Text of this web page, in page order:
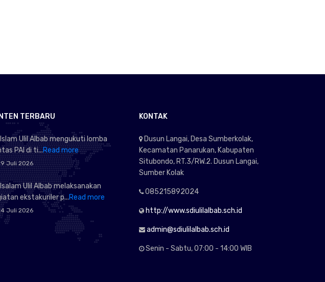
TERBARU
Ulil Albab mengukuti lomba
PAI di ti...Read more
Juli 2026
Ulil Albab melaksanakan
ekstakuriler p...Read more
Juli 2026
KONTAK
Dusun Langai, Desa Sumberkolak,
Kecamatan Panarukan, Kabupaten
Situbondo, RT.3/RW.2. Dusun Langai,
Sumber Kolak
085215892024
http://www.sdiulilalbab.sch.id
admin@sdiulilalbab.sch.id
Senin - Sabtu, 07:00 - 14:00 WIB